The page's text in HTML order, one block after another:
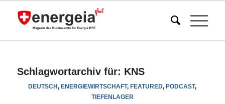
Schlagwortarchiv für: KNS
DEUTSCH,ENERGIEWIRTSCHAFT,FEATURED,PODCAST,
TIEFENLAGER